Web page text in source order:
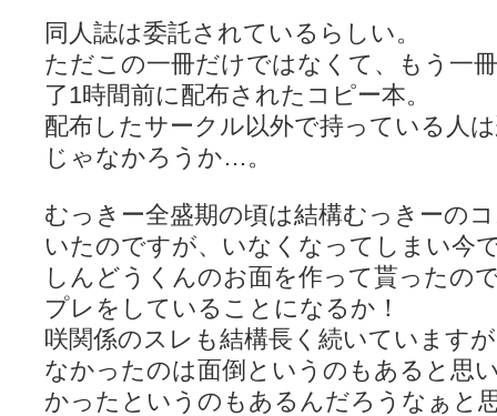
咲-Saki-のてきとう考察 - 咲-Saki- / 記事紹介：書け麻に参加でさっ
嶺上かいほー - 咲-saki- / (7/1日分)dreamscapeが更新していました
アニメを見ながらダラダラと就活をする - 咲-saki- / はるたんイェイ
白い物置 / 咲-Saki- Best Album ～Anthology～を買いました
らぎこのだらだら日記帳 - 咲 -saki- / 咲アンテナ杯お疲れ様でした(半
考える凡人 / [咲-Saki-]姉帯豊音の能力考察―暦占という仮説―
(04:47)
まいるーむ / よく分かる、有珠山高校！（キャラについてひたすら語
プンスコ！ 野依日和！ - 咲-Saki- / 小蒔「渚のあわあわダブリィレイ
幸咲良し / コメ返しその他 (08:27)
咲の仮blog / 和ちゃん
もれ日和 / 一ちゃんのフィギュアと聞いたので (08:30)
読んだらそのままトイレで流して / 【今週の末原ちゃん】咲-Saki-
世紀末麻雀ブログ-じゃんキチ！ / 【咲-saki-】穏乃の良さを俺が「あ
すばらな人生 / 全国編終了！ ところで、すばら先輩はどれくらい出
ハッちゃんの四喜和 - 咲-Saki- / 咲-Saki-全国編 第13話 最終回かぁ
音楽と、人生と、 咲-saki-と。 - 咲-Saki- / こっそり休止、こっそり
ぐりーん哩 - 咲-Saki- / ネリー「ネリーはお金が要るの」 (15:00)
花鳥風月 - 咲-Saki- / やえたんイェイ～ (06:09)
同人誌は委託されているらしい。
ただこの一冊だけではなくて、もう一
了1時間前に配布されたコピー本。
配布したサークル以外で持っている人
じゃなかろうか…。
むっきー全盛期の頃は結構むっきーの
いたのですが、いなくなってしまい今
しんどうくんのお面を作って貰ったの
プレをしていることになるか！
咲関係のスレも結構長く続いています
なかったのは面倒というのもあると思
かったというのもあるんだろうなぁと